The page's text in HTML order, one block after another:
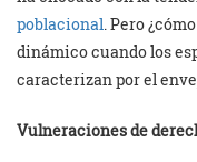
poblacional. Pero
dinámico cuando los
caracterizan por el
Vulneraciones de